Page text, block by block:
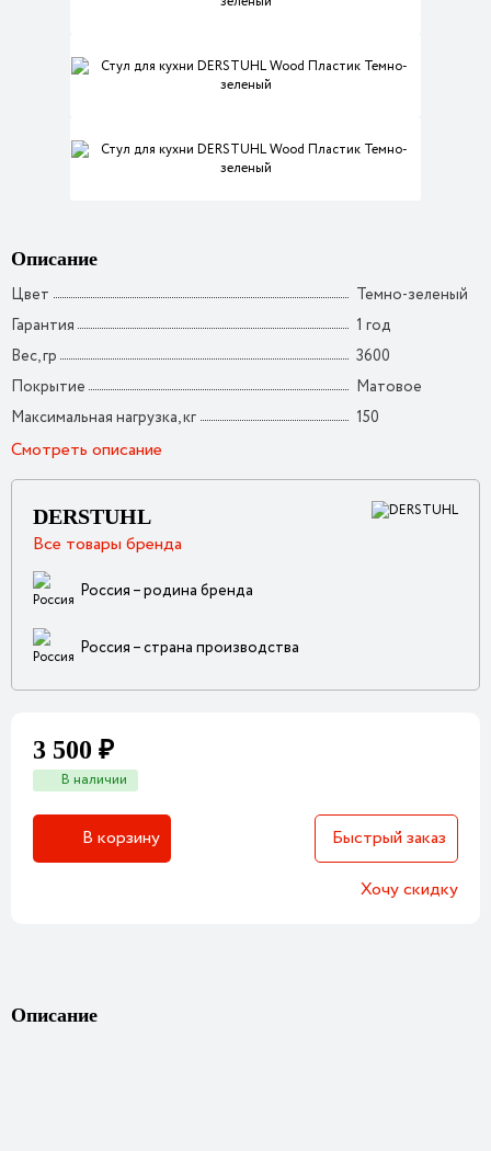
Описание
Цвет
Темно-зеленый
Гарантия
1 год
Вес, гр
3600
Покрытие
Матовое
Максимальная нагрузка, кг
150
Смотреть описание
DERSTUHL
Все товары бренда
Россия – родина бренда
Россия – страна производства
3 500 ₽
В наличии
В корзину Быстрый заказ
Хочу скидку
Описание